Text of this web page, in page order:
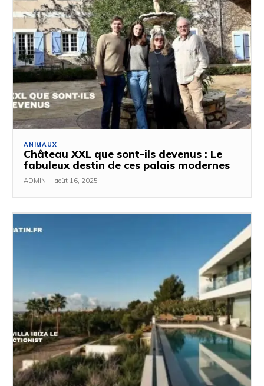
ANIMAUX
Château XXL que sont-ils devenus : Le
fabuleux destin de ces palais modernes
ADMIN - août 16, 2025